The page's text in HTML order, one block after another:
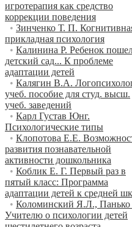
игротерапия как средство
коррекции поведения
• Зинченко Т. П.
прикладная психология
• Калинина Р. Ребенок
детский сад... К проблеме
адаптации детей
• Калягин В.А.
учеб. пособие для студ. высш.
учеб. заведений
• Карл Густав Юнг.
Психологические типы
• Клопотова Е.Е.
развития познавательной
активности дошкольника
• Коблик Е. Г. Первый раз в
пятый класс: Программа
адаптации детей к средней
• Коломинский Я.Л.,
Учителю о психологии детей